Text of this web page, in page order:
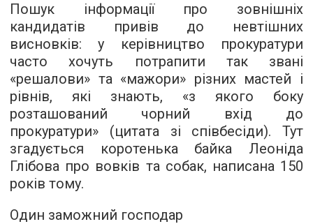
Пошук інформації про зовнішніх
кандидатів привів до невтішних
висновків: у керівництво прокуратури
часто хочуть потрапити так звані
«решалови» та «мажори» різних мастей і
рівнів, які знають, «з якого боку
розташований чорний вхід до
прокуратури» (цитата зі співбесіди). Тут
згадується коротенька байка Леоніда
Глібова про вовків та собак, написана 150
років тому.
Один заможний господар